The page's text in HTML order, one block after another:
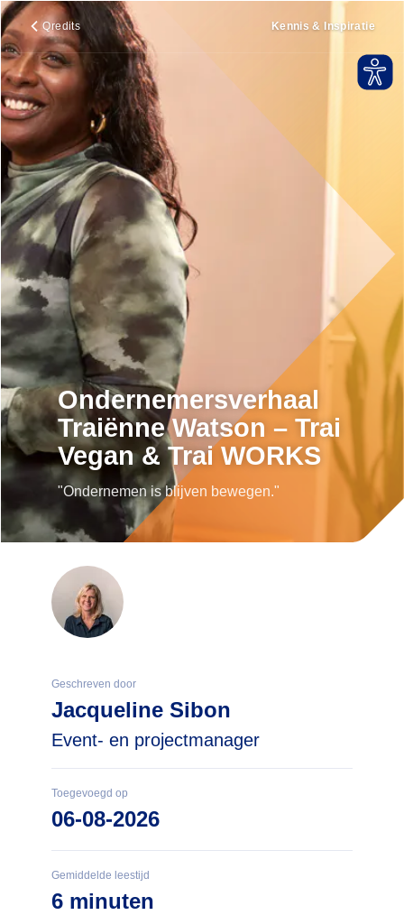
Qredits Kennis & Inspiratie
Ondernemersverhaal
Traiënne Watson – Trai
Vegan & Trai WORKS
"Ondernemen is blijven bewegen."
Geschreven door
Jacqueline Sibon
Event- en projectmanager
Toegevoegd op
06-08-2026
Gemiddelde leestijd
6 minuten